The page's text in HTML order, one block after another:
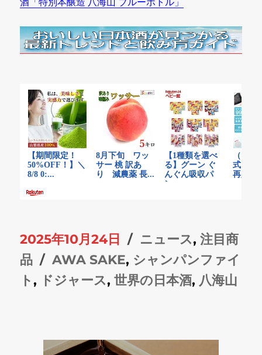
投
稿
日:
2025年10月24日
カ
テ
ゴ
ニュース,注目商
品
タ
グ
AWA SAKE, シャンパンファイ
ト, ドジャース,世界の日本酒, 八海山